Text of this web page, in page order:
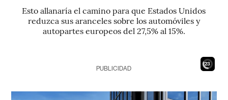
Esto allanaría el camino para que Estados Unidos
reduzca sus aranceles sobre los automóviles y
autopartes europeos del 27,5% al ​​15%.
21
PUBLICIDAD